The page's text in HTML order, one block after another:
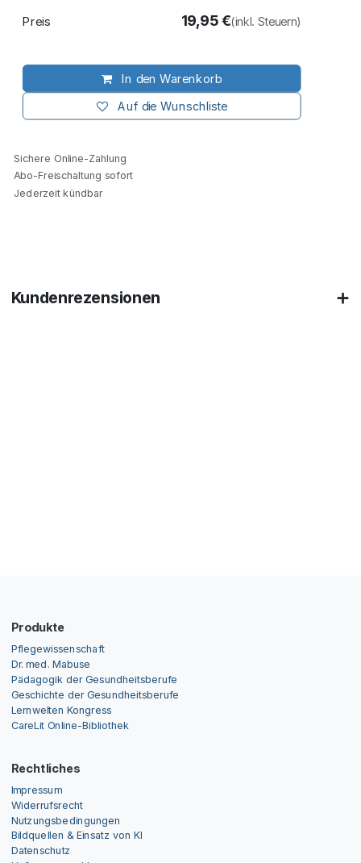
In den Warenkorb
Auf die Wunschliste
Preis 19,95€(inkl. Steuern)
Sichere Online-Zahlung
Abo-Freischaltung sofort
Jederzeit kündbar
Kundenrezensionen
Produkte
Pflegewissenschaft
Dr. med. Mabuse
Pädagogik der Gesundheitsberufe
Geschichte der Gesundheitsberufe
Lernwelten Kongress
CareLit Online-Bibliothek
Rechtliches
Impressum
Widerrufsrecht
Nutzungsbedingungen
Bildquellen & Einsatz von KI
Datenschutz